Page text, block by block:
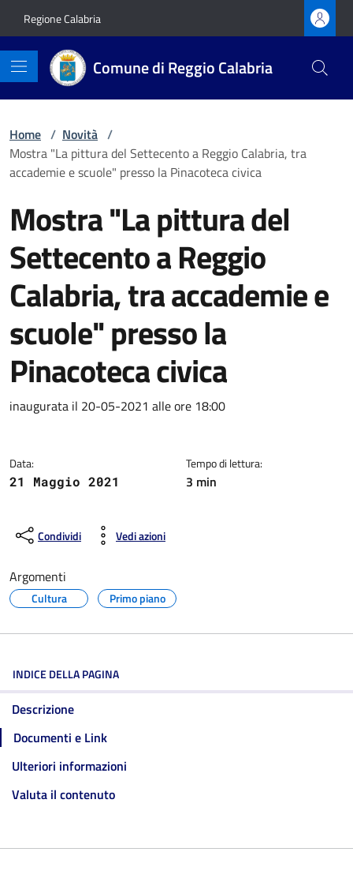
Regione Calabria
Comune di Reggio Calabria
Home / Novità /
Mostra "La pittura del Settecento a Reggio Calabria, tra
accademie e scuole" presso la Pinacoteca civica
Mostra "La pittura del
Settecento a Reggio
Calabria, tra accademie e
scuole" presso la
Pinacoteca civica
Dettagli della notizia
inaugurata il 20-05-2021 alle ore 18:00
Data:
21 Maggio 2021
Tempo di lettura:
3 min
Condividi Vedi azioni
Argomenti
Cultura Primo piano
INDICE DELLA PAGINA
Descrizione
Documenti e Link
Ulteriori informazioni
Valuta il contenuto